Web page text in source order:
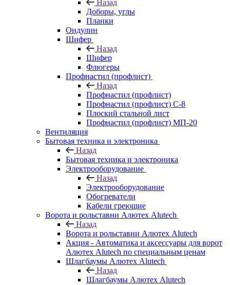
Назад
Доборы, углы
Планки
Ондулин
Шифер
Назад
Шифер
Флюгеры
Профнастил (профлист)
Назад
Профнастил (профлист)
Профнастил (профлист) С-8
Плоский стальной лист
Профнастил (профлист) МП-20
Вентиляция
Бытовая техника и электроника
Назад
Бытовая техника и электроника
Электрооборудование
Назад
Электрооборудование
Обогреватели
Кабели греющие
Ворота и рольставни Алютех Alutech
Назад
Ворота и рольставни Алютех Alutech
Акция - Автоматика и аксессуары для ворот
Алютех Alutech по специальным ценам
Шлагбаумы Алютех Alutech
Назад
Шлагбаумы Алютех Alutech